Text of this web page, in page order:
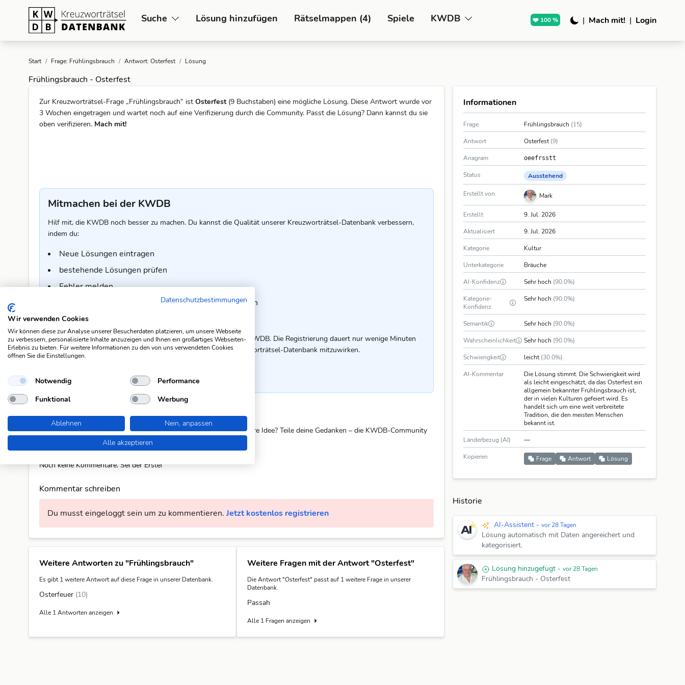
Suche Lösung hinzufügen Rätselmappen (4) Spiele KWDB ❤️ 100 % | Mach mit! | Login
Start / Frage: Frühlingsbrauch / Antwort: Osterfest / Lösung
Frühlingsbrauch - Osterfest
Zur Kreuzworträtsel-Frage „Frühlingsbrauch“ ist Osterfest(9 Buchstaben) eine mögliche Lösung. Diese Antwort wurde vor
3 Wochen eingetragen und wartet noch auf eine Verifizierung durch die Community. Passt die Lösung? Dann kannst du sie
oben verifizieren. Mach mit!
Mitmachen bei der KWDB
Hilf mit, die KWDB noch besser zu machen. Du kannst die Qualität unserer Kreuzworträtsel-Datenbank verbessern,
indem du:
Neue Lösungen eintragen
bestehende Lösungen prüfen
Fehler melden
Kommentare und Verbesserungsvorschläge schreiben
Und vieles mehr!
Um mitzumachen, benötigst du einkostenloses Kontoauf der KWDB. Die Registrierung dauert nur wenige Minuten
und ermöglicht es dir, aktiv an der Verbesserung unserer Kreuzworträtsel-Datenbank mitzuwirken.
Jetzt kostenlos registrieren
Kommentar zur Lösung
🤔 Diese Lösung passt für dich nicht ganz? Oder du hast eine bessere Idee? Teile deine Gedanken – die KWDB-Community
freut sich über dein Feedback.
Noch keine Kommentare. Sei der Erste!
Kommentar schreiben
Du musst eingeloggt sein um zu kommentieren. Jetzt kostenlos registrieren
Weitere Antworten zu "Frühlingsbrauch"
Es gibt 1 weitere Antwort auf diese Frage in unserer Datenbank.
Osterfeuer (10)
Alle 1 Antworten anzeigen
Weitere Fragen mit der Antwort "Osterfest"
Die Antwort "Osterfest" passt auf 1 weitere Frage in unserer
Datenbank.
Passah
Alle 1 Fragen anzeigen
Informationen
Frage Frühlingsbrauch (15)
Antwort Osterfest(9)
Anagram oeefrsstt
Status Ausstehend
Erstellt von Mark
Erstellt 9. Jul. 2026
Aktualisiert 9. Jul. 2026
Kategorie Kultur
Unterkategorie Bräuche
AI-Konfidenz Sehr hoch (90.0%)
Kategorie-
Konfidenz
Sehr hoch (90.0%)
Semantik Sehr hoch (90.0%)
Wahrscheinlichkeit Sehr hoch (90.0%)
Schwierigkeit leicht(30.0%)
AI-Kommentar
Die Lösung stimmt. Die Schwierigkeit wird
als leicht eingeschätzt, da das Osterfest ein
allgemein bekannter Frühlingsbrauch ist,
der in vielen Kulturen gefeiert wird. Es
handelt sich um eine weit verbreitete
Tradition, die den meisten Menschen
bekannt ist.
Länderbezug (AI) —
Kopieren Frage Antwort Lösung
Historie
AI-Assistent - vor 28 Tagen
Lösung automatisch mit Daten angereichert und
kategorisiert.
Lösung hinzugefügt - vor 28 Tagen
Frühlingsbrauch - Osterfest
Datenschutzbestimmungen
Wir verwenden Cookies
Wir können diese zur Analyse unserer Besucherdaten platzieren, um unsere Webseite
zu verbessern, personalisierte Inhalte anzuzeigen und Ihnen ein großartiges Webseiten-
Erlebnis zu bieten. Für weitere Informationen zu den von uns verwendeten Cookies
öffnen Sie die Einstellungen.
Notwendig
Performance
Funktional
Werbung
Ablehnen
Nein, anpassen
Alle akzeptieren